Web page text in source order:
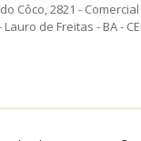
Côco, 2821 -
Lauro de Freitas - BA -